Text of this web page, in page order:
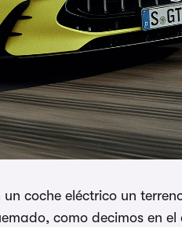
coche eléctrico un
como decimos en el